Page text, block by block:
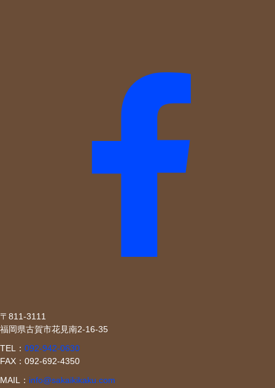
〒811-3111
福岡県古賀市花見南2-16-35
TEL： 092-942-0630
FAX：092-692-4350
MAIL： info@sakaikikaku.com